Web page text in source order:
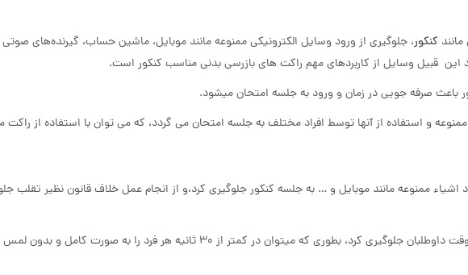
کنکور، جلوگیری از ورود وسایل الکترونیکی ممنوعه مانند موبایل، ماشین حساب، گیرنده‌های صوتی
این قبیل وسایل از کاربردهای مهم راکت های بازرسی بدنی مناسب کنکور است.
باعث صرفه جویی در زمان و ورود به جلسه امتحان میشود.
و استفاده از آنها توسط افراد مختلف به جلسه امتحان می گردد، که می توان با استفاده از راکت
اشیاء ممنوعه مانند موبایل و … به جلسه کنکور جلوگیری کرد،و از انجام عمل خلاف قانون نظیر تقلب
با استفاده از راکت فلزیاب کنکور میتوان از هدر رفتن وقت داوطلبان جلوگیری کرد، بطوری که میتوان در کمتر از 30 ثانیه هر فرد را به